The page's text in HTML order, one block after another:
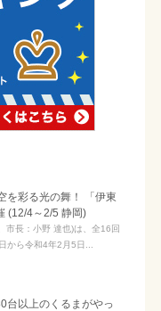
を彩る光の舞！ 「伊東
(12/4～2/5 静岡)
市長：小野 達也)は、全16回
から令和4年2月5日...
台以上のくるまがやっ